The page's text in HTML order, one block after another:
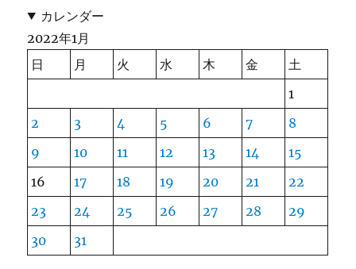
カレンダー
2022年1月
日
月 火 水 木 金
土
1
2
3 4 5 6 7
8
9
10 11 12 13 14
15
16
17 18 19 20 21
22
23
24 25 26 27 28
29
30
31